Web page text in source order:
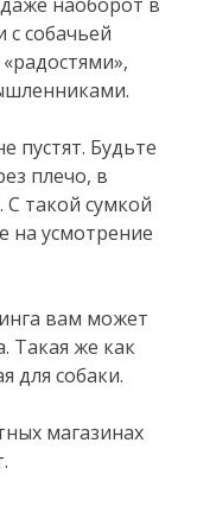
собачьей
пустят. Будьте
плечо, в
С такой сумкой
на усмотрение
вам может
Такая же как
для собаки.
магазинах